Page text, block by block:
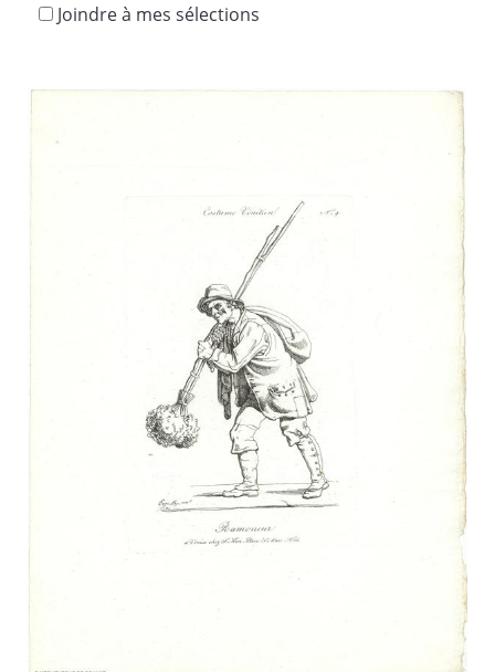
Joindre à mes sélections